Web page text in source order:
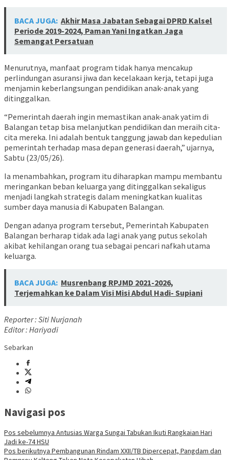
BACA JUGA: Akhir Masa Jabatan Sebagai DPRD Kalsel
Periode 2019-2024, Paman Yani Ingatkan Jaga
Semangat Persatuan
Menurutnya, manfaat program tidak hanya mencakup
perlindungan asuransi jiwa dan kecelakaan kerja, tetapi juga
menjamin keberlangsungan pendidikan anak-anak yang
ditinggalkan.
“Pemerintah daerah ingin memastikan anak-anak yatim di
Balangan tetap bisa melanjutkan pendidikan dan meraih cita-
cita mereka. Ini adalah bentuk tanggung jawab dan kepedulian
pemerintah terhadap masa depan generasi daerah,” ujarnya,
Sabtu (23/05/26).
Ia menambahkan, program itu diharapkan mampu membantu
meringankan beban keluarga yang ditinggalkan sekaligus
menjadi langkah strategis dalam meningkatkan kualitas
sumber daya manusia di Kabupaten Balangan.
Dengan adanya program tersebut, Pemerintah Kabupaten
Balangan berharap tidak ada lagi anak yang putus sekolah
akibat kehilangan orang tua sebagai pencari nafkah utama
keluarga.
BACA JUGA: Musrenbang RPJMD 2021-2026,
Terjemahkan ke Dalam Visi Misi Abdul Hadi- Supiani
Reporter : Siti Nurjanah
Editor : Hariyadi
Sebarkan
Navigasi pos
Pos sebelumnya Antusias Warga Sungai Tabukan Ikuti Rangkaian Hari
Jadi ke-74 HSU
Pos berikutnya Pembangunan Rindam XXII/TB Dipercepat, Pangdam dan